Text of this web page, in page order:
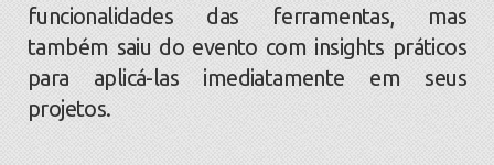
funcionalidades das ferramentas, mas
também saiu do evento com insights práticos
para aplicá-las imediatamente em seus
projetos.